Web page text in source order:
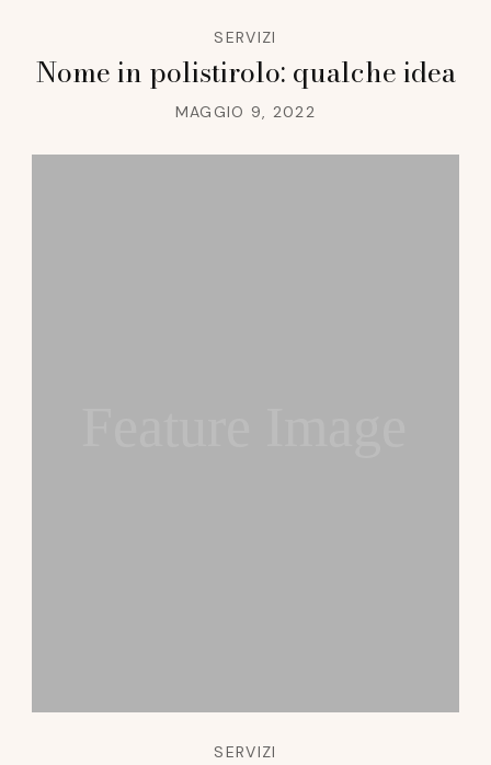
SERVIZI
Nome in polistirolo: qualche idea
MAGGIO 9, 2022
SERVIZI